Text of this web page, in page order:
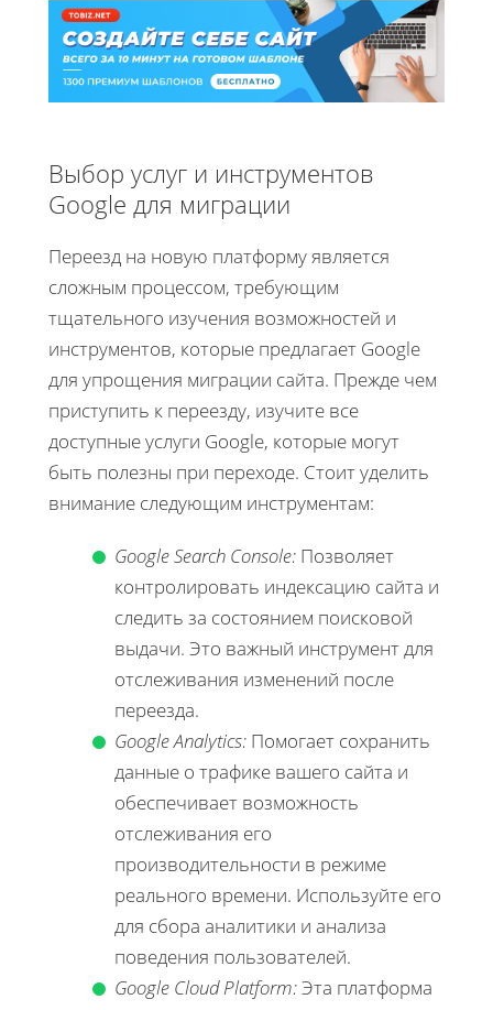
Выбор услуг и инструментов
Google для миграции
Переезд на новую платформу является
сложным процессом, требующим
тщательного изучения возможностей и
инструментов, которые предлагает Google
для упрощения миграции сайта. Прежде чем
приступить к переезду, изучите все
доступные услуги Google, которые могут
быть полезны при переходе. Стоит уделить
внимание следующим инструментам:
Google Search Console: Позволяет
контролировать индексацию сайта и
следить за состоянием поисковой
выдачи. Это важный инструмент для
отслеживания изменений после
переезда.
Google Analytics: Помогает сохранить
данные о трафике вашего сайта и
обеспечивает возможность
отслеживания его
производительности в режиме
реального времени. Используйте его
для сбора аналитики и анализа
поведения пользователей.
Google Cloud Platform:Эта платформа